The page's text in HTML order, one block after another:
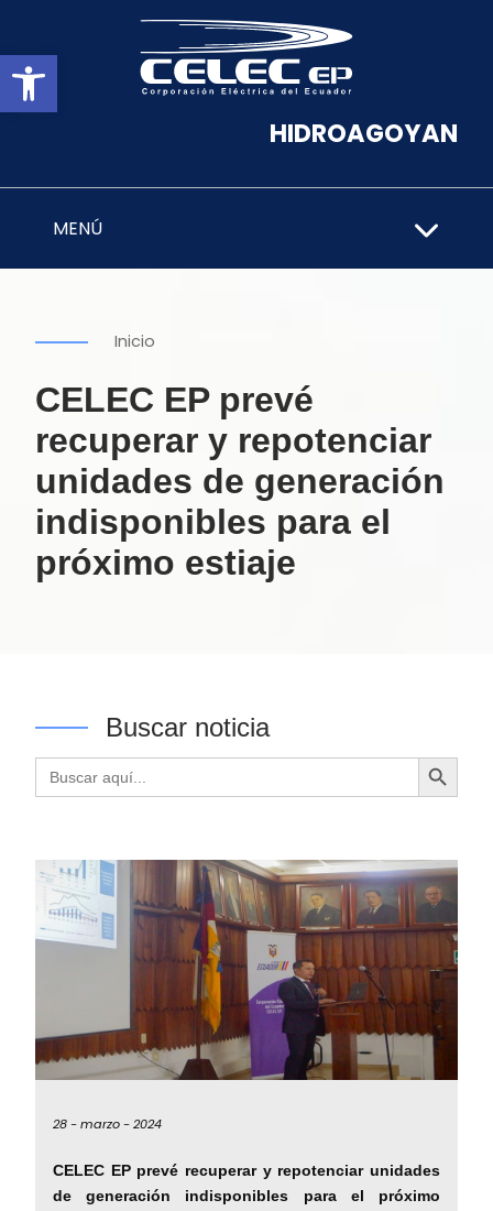
Abrir barra de herramientas
HIDROAGOYAN
MENÚ
Inicio
CELEC EP prevé
recuperar y repotenciar
unidades de generación
indisponibles para el
próximo estiaje
Buscar noticia
Buscar: Botón de búsqueda
28 -marzo -2024
CELEC EP prevé recuperar y repotenciar unidades
de generación indisponibles para el próximo